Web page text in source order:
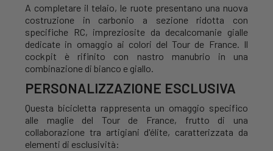
A completare il telaio, le ruote presentano una nuova
costruzione in carbonio a sezione ridotta con
specifiche RC, impreziosite da decalcomanie gialle
dedicate in omaggio ai colori del Tour de France. Il
cockpit è rifinito con nastro manubrio in una
combinazione di bianco e giallo.
PERSONALIZZAZIONE ESCLUSIVA
Questa bicicletta rappresenta un omaggio specifico
alle maglie del Tour de France, frutto di una
collaborazione tra artigiani d'élite, caratterizzata da
elementi di esclusività: